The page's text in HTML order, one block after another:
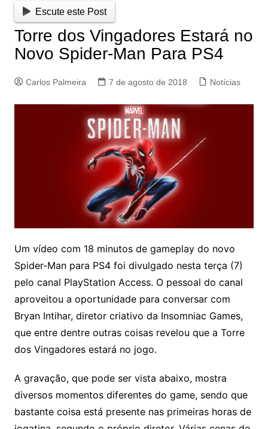
Escute este Post
Torre dos Vingadores Estará no
Novo Spider-Man Para PS4
Carlos Palmeira 7 de agosto de 2018 Notícias
Um vídeo com 18 minutos de gameplay do novo
Spider-Man para PS4 foi divulgado nesta terça (7)
pelo canal PlayStation Access. O pessoal do canal
aproveitou a oportunidade para conversar com
Bryan Intihar, diretor criativo da Insomniac Games,
que entre dentre outras coisas revelou que a Torre
dos Vingadores estará no jogo.
A gravação, que pode ser vista abaixo, mostra
diversos momentos diferentes do game, sendo que
bastante coisa está presente nas primeiras horas de